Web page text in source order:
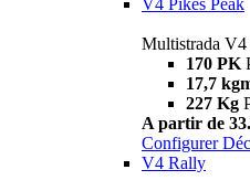
Multistrada V4
170 PK
17,7
227 Kg
A partir de
Configurer
V4 Rally